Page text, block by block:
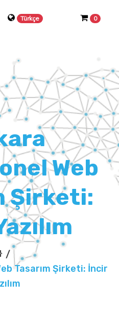
Türkçe 0
Web
Şirketi:
Tasarım Şirketi: İncir